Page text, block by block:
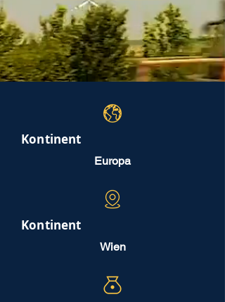
Kontinent
Europa
Kontinent
Wien